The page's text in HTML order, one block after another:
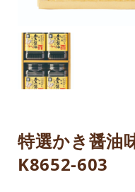
特選かき醤油
K8652-603